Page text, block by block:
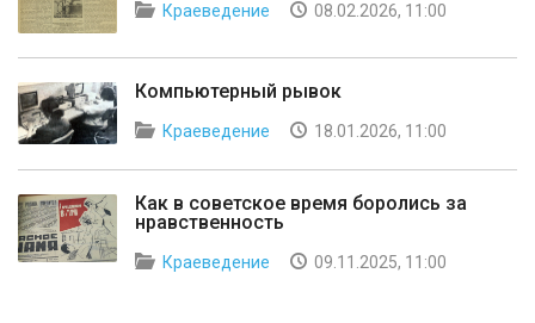
Краеведение 08.02.2026, 11:00
Компьютерный рывок
Краеведение 18.01.2026, 11:00
Как в советское время боролись за
нравственность
Краеведение 09.11.2025, 11:00